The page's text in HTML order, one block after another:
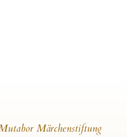
Märchenstiftung